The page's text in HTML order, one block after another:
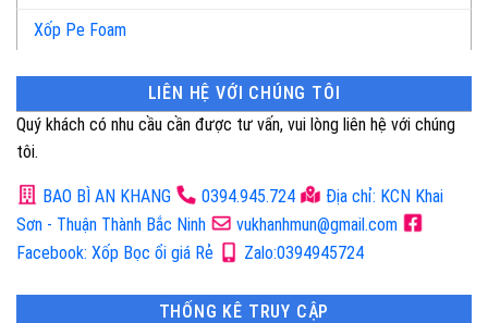
Xốp Pe Foam
LIÊN HỆ VỚI CHÚNG TÔI
Quý khách có nhu cầu cần được tư vấn, vui lòng liên hệ với chúng
tôi.
BAO BÌ AN KHANG 0394.945.724
Địa chỉ: KCN Khai
Sơn - Thuận Thành Bắc Ninh
vukhanhmun@gmail.com
Facebook: Xốp Bọc ổi giá Rẻ
Zalo:0394945724
THỐNG KÊ TRUY CẬP